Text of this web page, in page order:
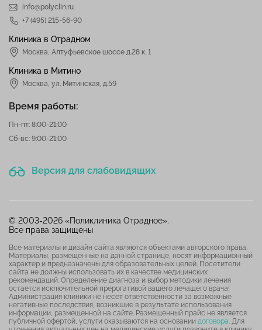
info@polyclin.ru
+7 (495) 215-56-90
Клиника в Отрадном
Москва, Алтуфьевское шоссе д.28 к. 1
Клиника в Митино
Москва, ул. Митинская, д.59
Время работы:
Пн-пт: 8:00-21:00
Сб-вс: 9:00-21:00
Версия для слабовидящих
© 2003-2026 «Поликлиника Отрадное».
Все права защищены
Все материалы и дизайн сайта являются объектами авторского права.
Материалы, размещенные на данной странице, носят информационный
характер и предназначены для образовательных целей. Посетители
сайта не должны использовать их в качестве медицинских
рекомендаций. Определение диагноза и выбор методики лечения
остается исключительной прерогативой вашего лечащего врача!
Администрация клиники не несет ответственности за возможные
негативные последствия, возникшие в результате использования
информации, размещенной на сайте. Размещенный прайс не является
публичной офертой, услуги оказываются на основании договора. Для